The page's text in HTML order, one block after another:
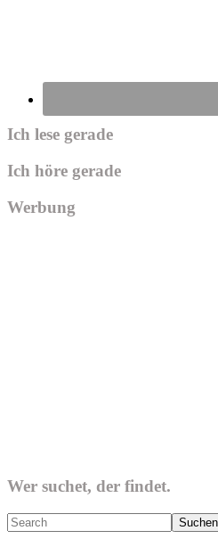
Ich lese gerade
Ich höre gerade
Werbung
Wer suchet, der findet.
Search